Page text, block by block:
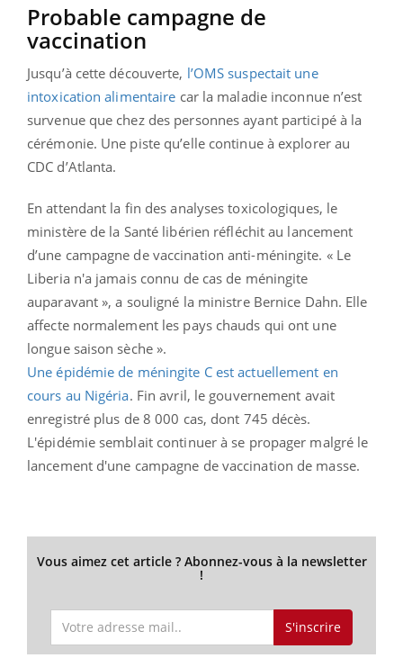
Probable campagne de
vaccination
Jusqu’à cette découverte, l’OMS suspectait une
intoxication alimentaire car la maladie inconnue n’est
survenue que chez des personnes ayant participé à la
cérémonie. Une piste qu’elle continue à explorer au
CDC d’Atlanta.
En attendant la fin des analyses toxicologiques, le
ministère de la Santé libérien réfléchit au lancement
d’une campagne de vaccination anti-méningite. « Le
Liberia n'a jamais connu de cas de méningite
auparavant », a souligné la ministre Bernice Dahn. Elle
affecte normalement les pays chauds qui ont une
longue saison sèche ».
Une épidémie de méningite C est actuellement en
cours au Nigéria. Fin avril, le gouvernement avait
enregistré plus de 8 000 cas, dont 745 décès.
L'épidémie semblait continuer à se propager malgré le
lancement d'une campagne de vaccination de masse.
Vous aimez cet article ? Abonnez-vous à la newsletter
!
S'inscrire